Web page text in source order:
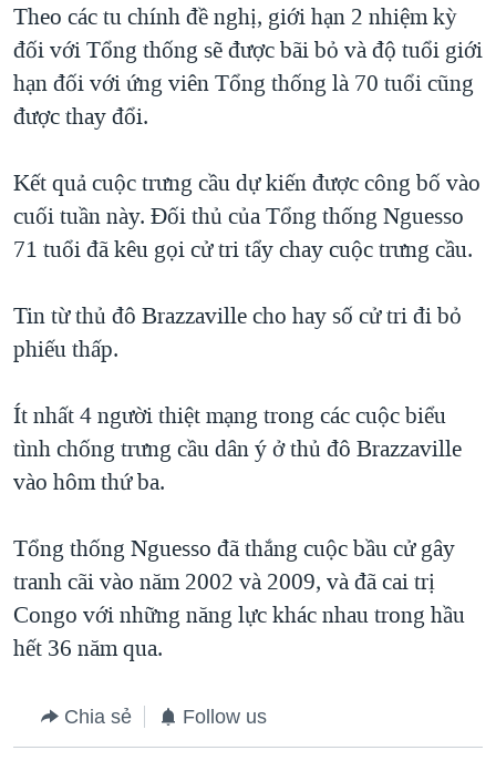
TRỊNH VĨNH BÌNH VS. CHÍNH PHỦ VIỆT NAM
NGƯ DÂN VIỆT VÀ LÀN SÓNG TRỘM HẢI SÂM
BÊN KIA QUỐC LỘ: TIẾNG VỌNG TỪ NÔNG THÔN MỸ
Theo các tu chính đề nghị, giới hạn 2 nhiệm kỳ
đối với Tổng thống sẽ được bãi bỏ và độ tuổi giới
hạn đối với ứng viên Tổng thống là 70 tuổi cũng
được thay đổi.
Kết quả cuộc trưng cầu dự kiến được công bố vào
cuối tuần này. Đối thủ của Tổng thống Nguesso
71 tuổi đã kêu gọi cử tri tẩy chay cuộc trưng cầu.
Tin từ thủ đô Brazzaville cho hay số cử tri đi bỏ
phiếu thấp.
Ít nhất 4 người thiệt mạng trong các cuộc biểu
tình chống trưng cầu dân ý ở thủ đô Brazzaville
vào hôm thứ ba.
Tổng thống Nguesso đã thắng cuộc bầu cử gây
tranh cãi vào năm 2002 và 2009, và đã cai trị
Congo với những năng lực khác nhau trong hầu
hết 36 năm qua.
Chia sẻ Follow us